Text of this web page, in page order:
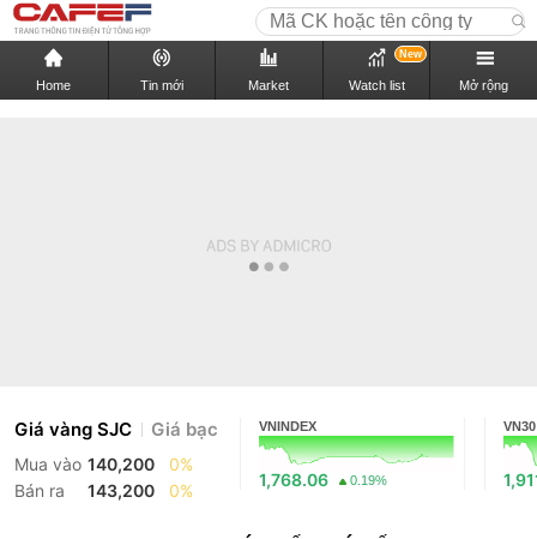
Home Tin mới Market Watch list
New
Mở rộng
Giá vàng SJC Giá bạc
Mua vào 140,200
0%
Bán ra
143,200 0%
VNINDEX
1,768.06 0.19%
VN30